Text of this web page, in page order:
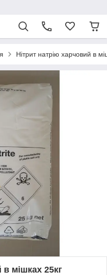
Нітрит натрію харчовий в
в мішках 25кг